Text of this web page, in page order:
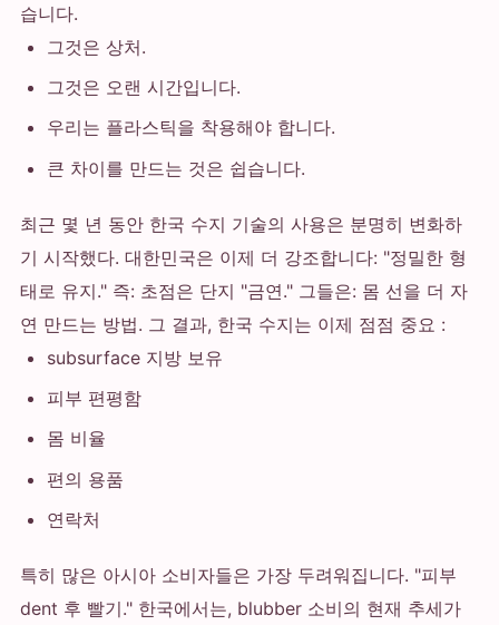
습니다.
그것은 상처.
그것은 오랜 시간입니다.
우리는 플라스틱을 착용해야 합니다.
큰 차이를 만드는 것은 쉽습니다.
최근 몇 년 동안 한국 수지 기술의 사용은 분명히 변화하
기 시작했다. 대한민국은 이제 더 강조합니다: "정밀한 형
태로 유지." 즉: 초점은 단지 "금연." 그들은: 몸 선을 더 자
연 만드는 방법. 그 결과, 한국 수지는 이제 점점 중요 :
subsurface 지방 보유
피부 편평함
몸 비율
편의 용품
연락처
특히 많은 아시아 소비자들은 가장 두려워집니다. "피부
dent 후 빨기." 한국에서는, blubber 소비의 현재 추세가